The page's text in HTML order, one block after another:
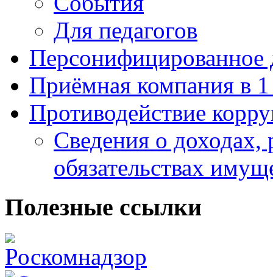
Для педагогов
Персонифицированное
Приёмная компания в 1
Противодействие
Сведения о доходах,
обязательствах
Полезные ссылки